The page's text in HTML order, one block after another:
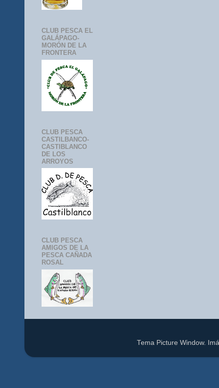
CLUB PESCA EL
GALÁPAGO-
MORÓN DE LA
FRONTERA
CLUB PESCA
CASTILBANCO-
CASTIBLANCO
DE LOS
ARROYOS
CLUB PESCA
AMIGOS DE LA
PESCA CAÑADA
ROSAL
Tema Picture Window.